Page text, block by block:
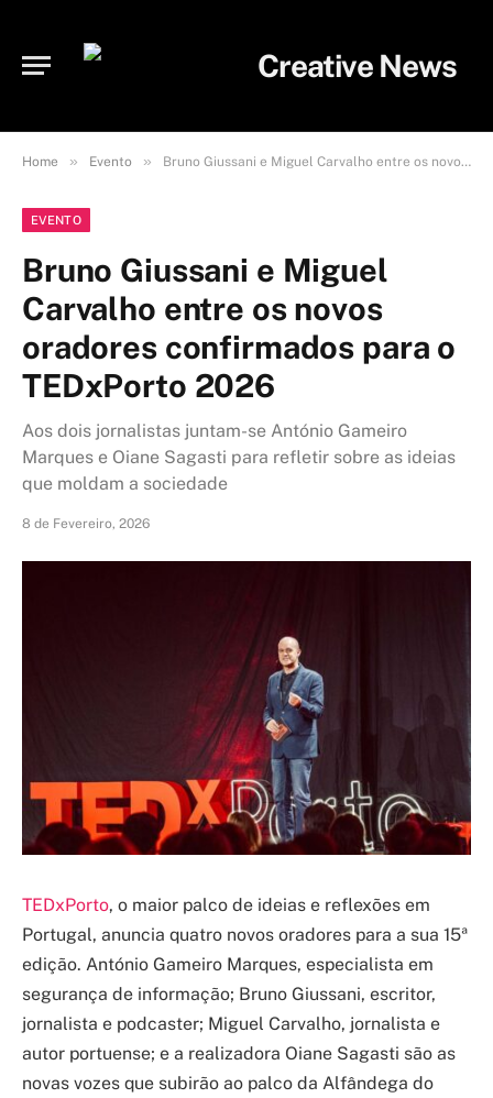
Home » Evento » Bruno Giussani e Miguel Carvalho entre os novos oradores confirmados para o TEDxPorto 2026
EVENTO
Bruno Giussani e Miguel
Carvalho entre os novos
oradores confirmados para o
TEDxPorto 2026
Aos dois jornalistas juntam-se António Gameiro
Marques e Oiane Sagasti para refletir sobre as ideias
que moldam a sociedade
8 de Fevereiro, 2026
TEDxPorto, o maior palco de ideias e reflexões em
Portugal, anuncia quatro novos oradores para a sua 15ª
edição. António Gameiro Marques, especialista em
segurança de informação; Bruno Giussani, escritor,
jornalista e podcaster; Miguel Carvalho, jornalista e
autor portuense; e a realizadora Oiane Sagasti são as
novas vozes que subirão ao palco da Alfândega do